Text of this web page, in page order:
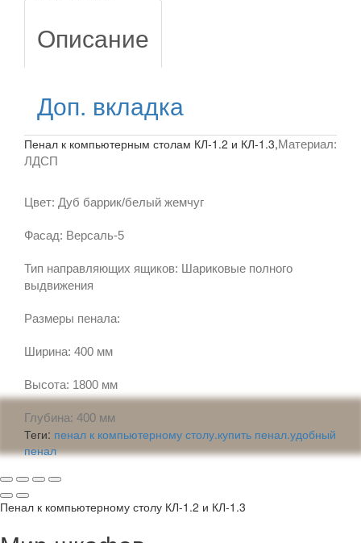
Описание
Доп. вкладка
Пенал к компьютерным столам КЛ-1.2 и КЛ-1.3,Материал:
ЛДСП
Цвет: Дуб баррик/белый жемчуг
Фасад: Версаль-5
Тип направляющих ящиков: Шариковые полного
выдвижения
Размеры пенала:
Ширина: 400 мм
Высота: 1800 мм
Глубина: 400 мм
Теги: пенал к компьютерному столу.купить пенал.удобный
пенал
Пенал к компьютерному столу КЛ-1.2 и КЛ-1.3